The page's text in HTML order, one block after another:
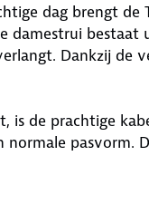
dag brengt
damestrui
Dankzij de
is de prachtige
normale pasvorm.